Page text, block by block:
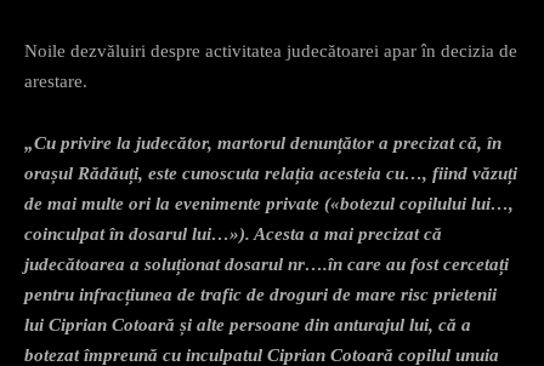
Noile dezvăluiri despre activitatea judecătoarei apar în decizia de
arestare.
„Cu privire la judecător, martorul denunțător a precizat că, în
orașul Rădăuți, este cunoscuta relația acesteia cu…, fiind văzuți
de mai multe ori la evenimente private («botezul copilului lui…,
coinculpat în dosarul lui…»). Acesta a mai precizat că
judecătoarea a soluționat dosarul nr….în care au fost cercetați
pentru infracțiunea de trafic de droguri de mare risc prietenii
lui Ciprian Cotoară și alte persoane din anturajul lui, că a
botezat împreună cu inculpatul Ciprian Cotoară copilul unuia